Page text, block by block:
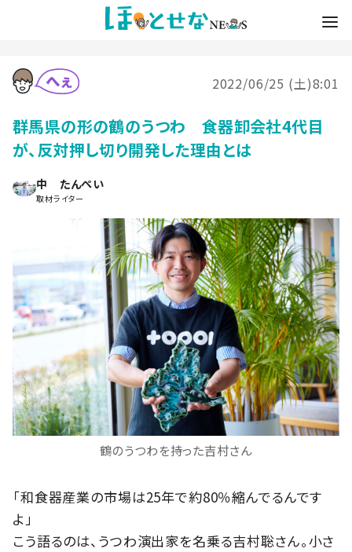
2022/06/25 (土)8:01
群馬県の形の鶴のうつわ 食器卸会社4代目
が、反対押し切り開発した理由とは
中 たんぺい
取材ライター
鶴のうつわを持った吉村さん
「和食器産業の市場は25年で約80％縮んでるんです
よ」
こう語るのは、うつわ演出家を名乗る吉村聡さん。小さ